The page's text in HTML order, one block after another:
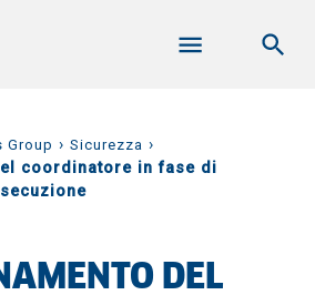
Group › Sicurezza ›
coordinatore in fase di
DEL